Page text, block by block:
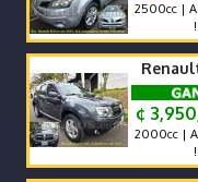
2500cc |
!!!
¢
2000cc |
!!!!